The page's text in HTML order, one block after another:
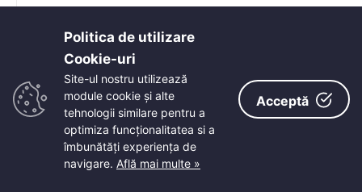
05.05.1998
manifestarilor
de sarbatorire
a Zilei Europei
Politica de utilizare
Cookie-uri‎
Site-ul nostru utilizează
module cookie și alte
tehnologii similare pentru a
optimiza funcţionalitatea si a
îmbunătăţi experienţa de
navigare. Află mai multe »
Acceptă